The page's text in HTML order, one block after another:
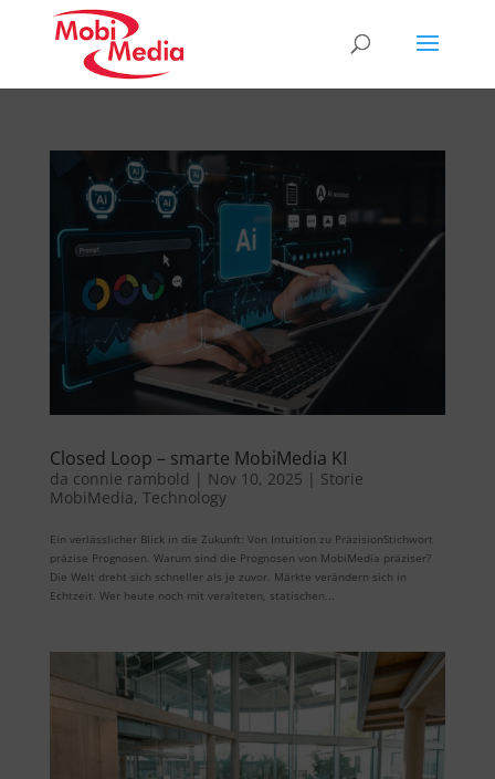
Closed Loop – smarte MobiMedia KI
da connie rambold | Nov 10, 2025 | Storie
MobiMedia, Technology
Ein verlässlicher Blick in die Zukunft: Von Intuition zu PräzisionStichwort
präzise Prognosen. Warum sind die Prognosen von MobiMedia präziser?
Die Welt dreht sich schneller als je zuvor. Märkte verändern sich in
Echtzeit. Wer heute noch mit veralteten, statischen...